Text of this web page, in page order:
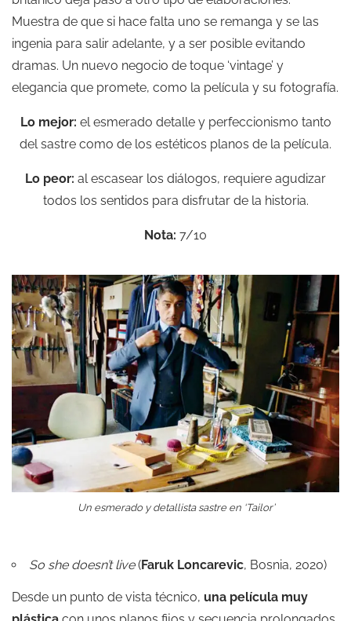
Muestra de que si hace falta uno se remanga y se las
ingenia para salir adelante, y a ser posible evitando
dramas. Un nuevo negocio de toque ‘vintage’ y
elegancia que promete, como la película y su fotografía.
Lo mejor: el esmerado detalle y perfeccionismo tanto
del sastre como de los estéticos planos de la película.
Lo peor: al escasear los diálogos, requiere agudizar
todos los sentidos para disfrutar de la historia.
Nota: 7/10
Un esmerado y detallista sastre en ‘Tailor’
So she doesn’t live(Faruk Loncarevic, Bosnia, 2020)
Desde un punto de vista técnico, una película muy